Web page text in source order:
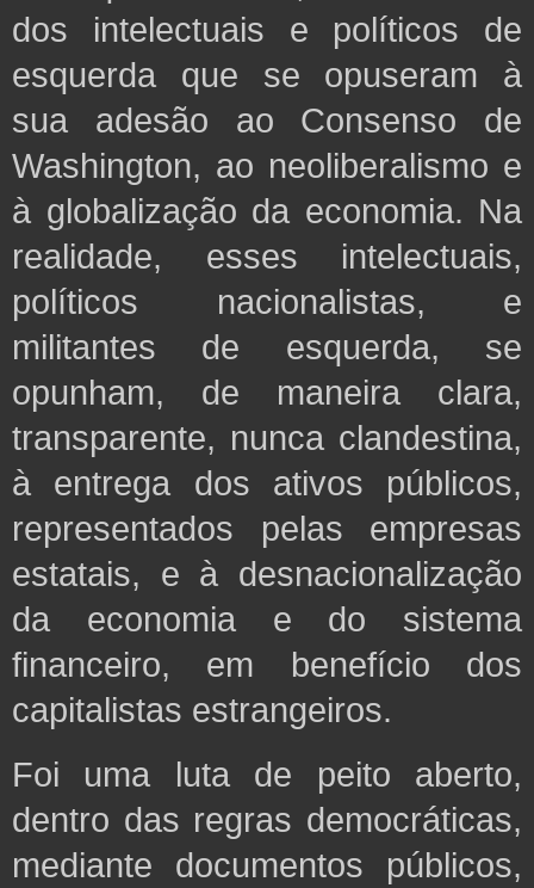
dos intelectuais e políticos de
esquerda que se opuseram à
sua adesão ao Consenso de
Washington, ao neoliberalismo e
à globalização da economia. Na
realidade, esses intelectuais,
políticos nacionalistas, e
militantes de esquerda, se
opunham, de maneira clara,
transparente, nunca clandestina,
à entrega dos ativos públicos,
representados pelas empresas
estatais, e à desnacionalização
da economia e do sistema
financeiro, em benefício dos
capitalistas estrangeiros.
Foi uma luta de peito aberto,
dentro das regras democráticas,
mediante documentos públicos,